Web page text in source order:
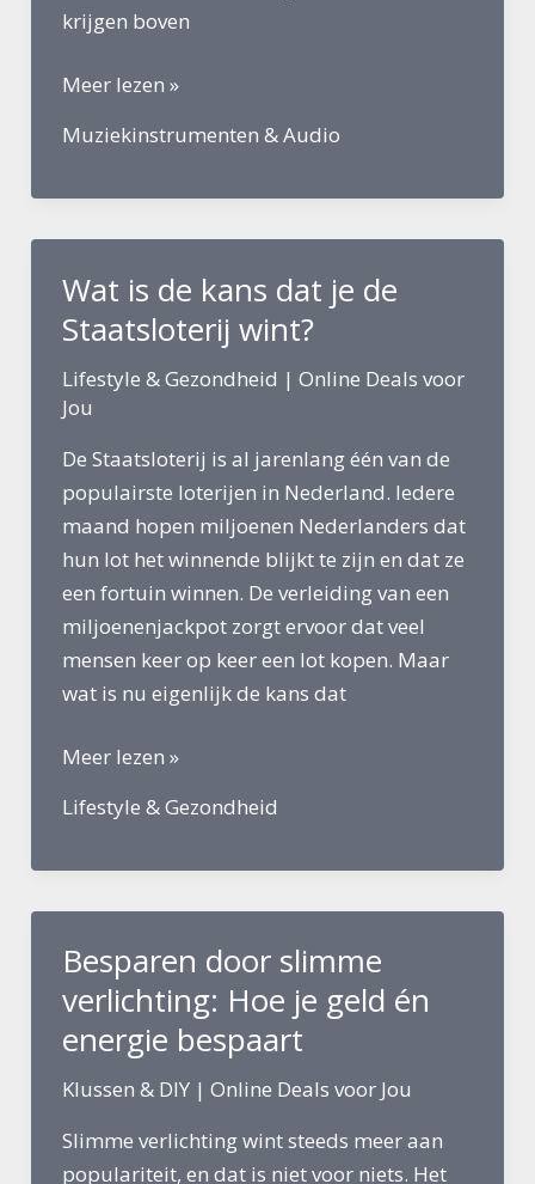
krijgen boven
Welke
oortjes
voor
sporten?
Meer lezen »
Muziekinstrumenten & Audio
Wat is de kans dat je de
Staatsloterij wint?
Lifestyle & Gezondheid | Online Deals voor
Jou
De Staatsloterij is al jarenlang één van de
populairste loterijen in Nederland. Iedere
maand hopen miljoenen Nederlanders dat
hun lot het winnende blijkt te zijn en dat ze
een fortuin winnen. De verleiding van een
miljoenenjackpot zorgt ervoor dat veel
mensen keer op keer een lot kopen. Maar
wat is nu eigenlijk de kans dat
Wat
de
de
Staatsloterij
Meer lezen »
Lifestyle & Gezondheid
Besparen door slimme
verlichting: Hoe je geld én
energie bespaart
Klussen & DIY| Online Deals voor Jou
Slimme verlichting wint steeds meer aan
populariteit, en dat is niet voor niets. Het